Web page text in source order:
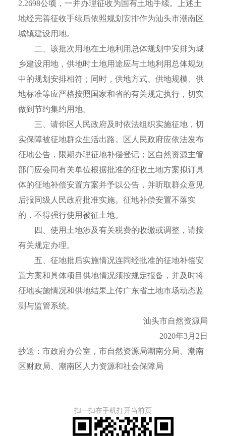
2.2698公顷，一并办理征收为国有土地手续。上述土
地经完善征收手续后依照规划安排作为汕头市潮南区
城镇建设用地。
二、该批次用地在土地利用总体规划中安排为城
乡建设用地，供地时土地用途应与土地利用总体规划
中的规划安排相符；同时，供地方式、供地规模、供
地标准等应严格按照国家和省的有关规定执行，切实
做到节约集约用地。
三、请你区人民政府及时依法组织实施征地，切
实保障被征地群众生活出路。区人民政府应依法发布
征地公告，限期办理征地补偿登记；区自然资源主管
部门应会同有关单位根据批准的征收土地方案拟订具
体的征地补偿安置方案并予以公告，并听取群众意见
后报同级人民政府批准实施。征地补偿安置不落实
的，不得强行使用被征土地。
四、使用土地涉及有关税费的收缴或调整，请按
有关规定办理。
五、征地批后实施情况连同经批准的征地补偿安
置方案和具体项目供地情况须按规定报备，并及时将
征地实施情况和供地结果上传广东省土地市场动态监
测与监管系统。
汕头市自然资源局
2020年3月2日
抄送：市政府办公室，市自然资源局潮南分局、潮南
区财政局、潮南区人力资源和社会保障局
扫一扫在手机打开当前页